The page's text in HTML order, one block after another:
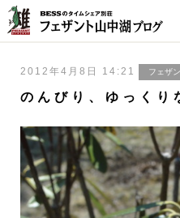
2012年4月8日 14:21 フェザ
のんびり、ゆっくり